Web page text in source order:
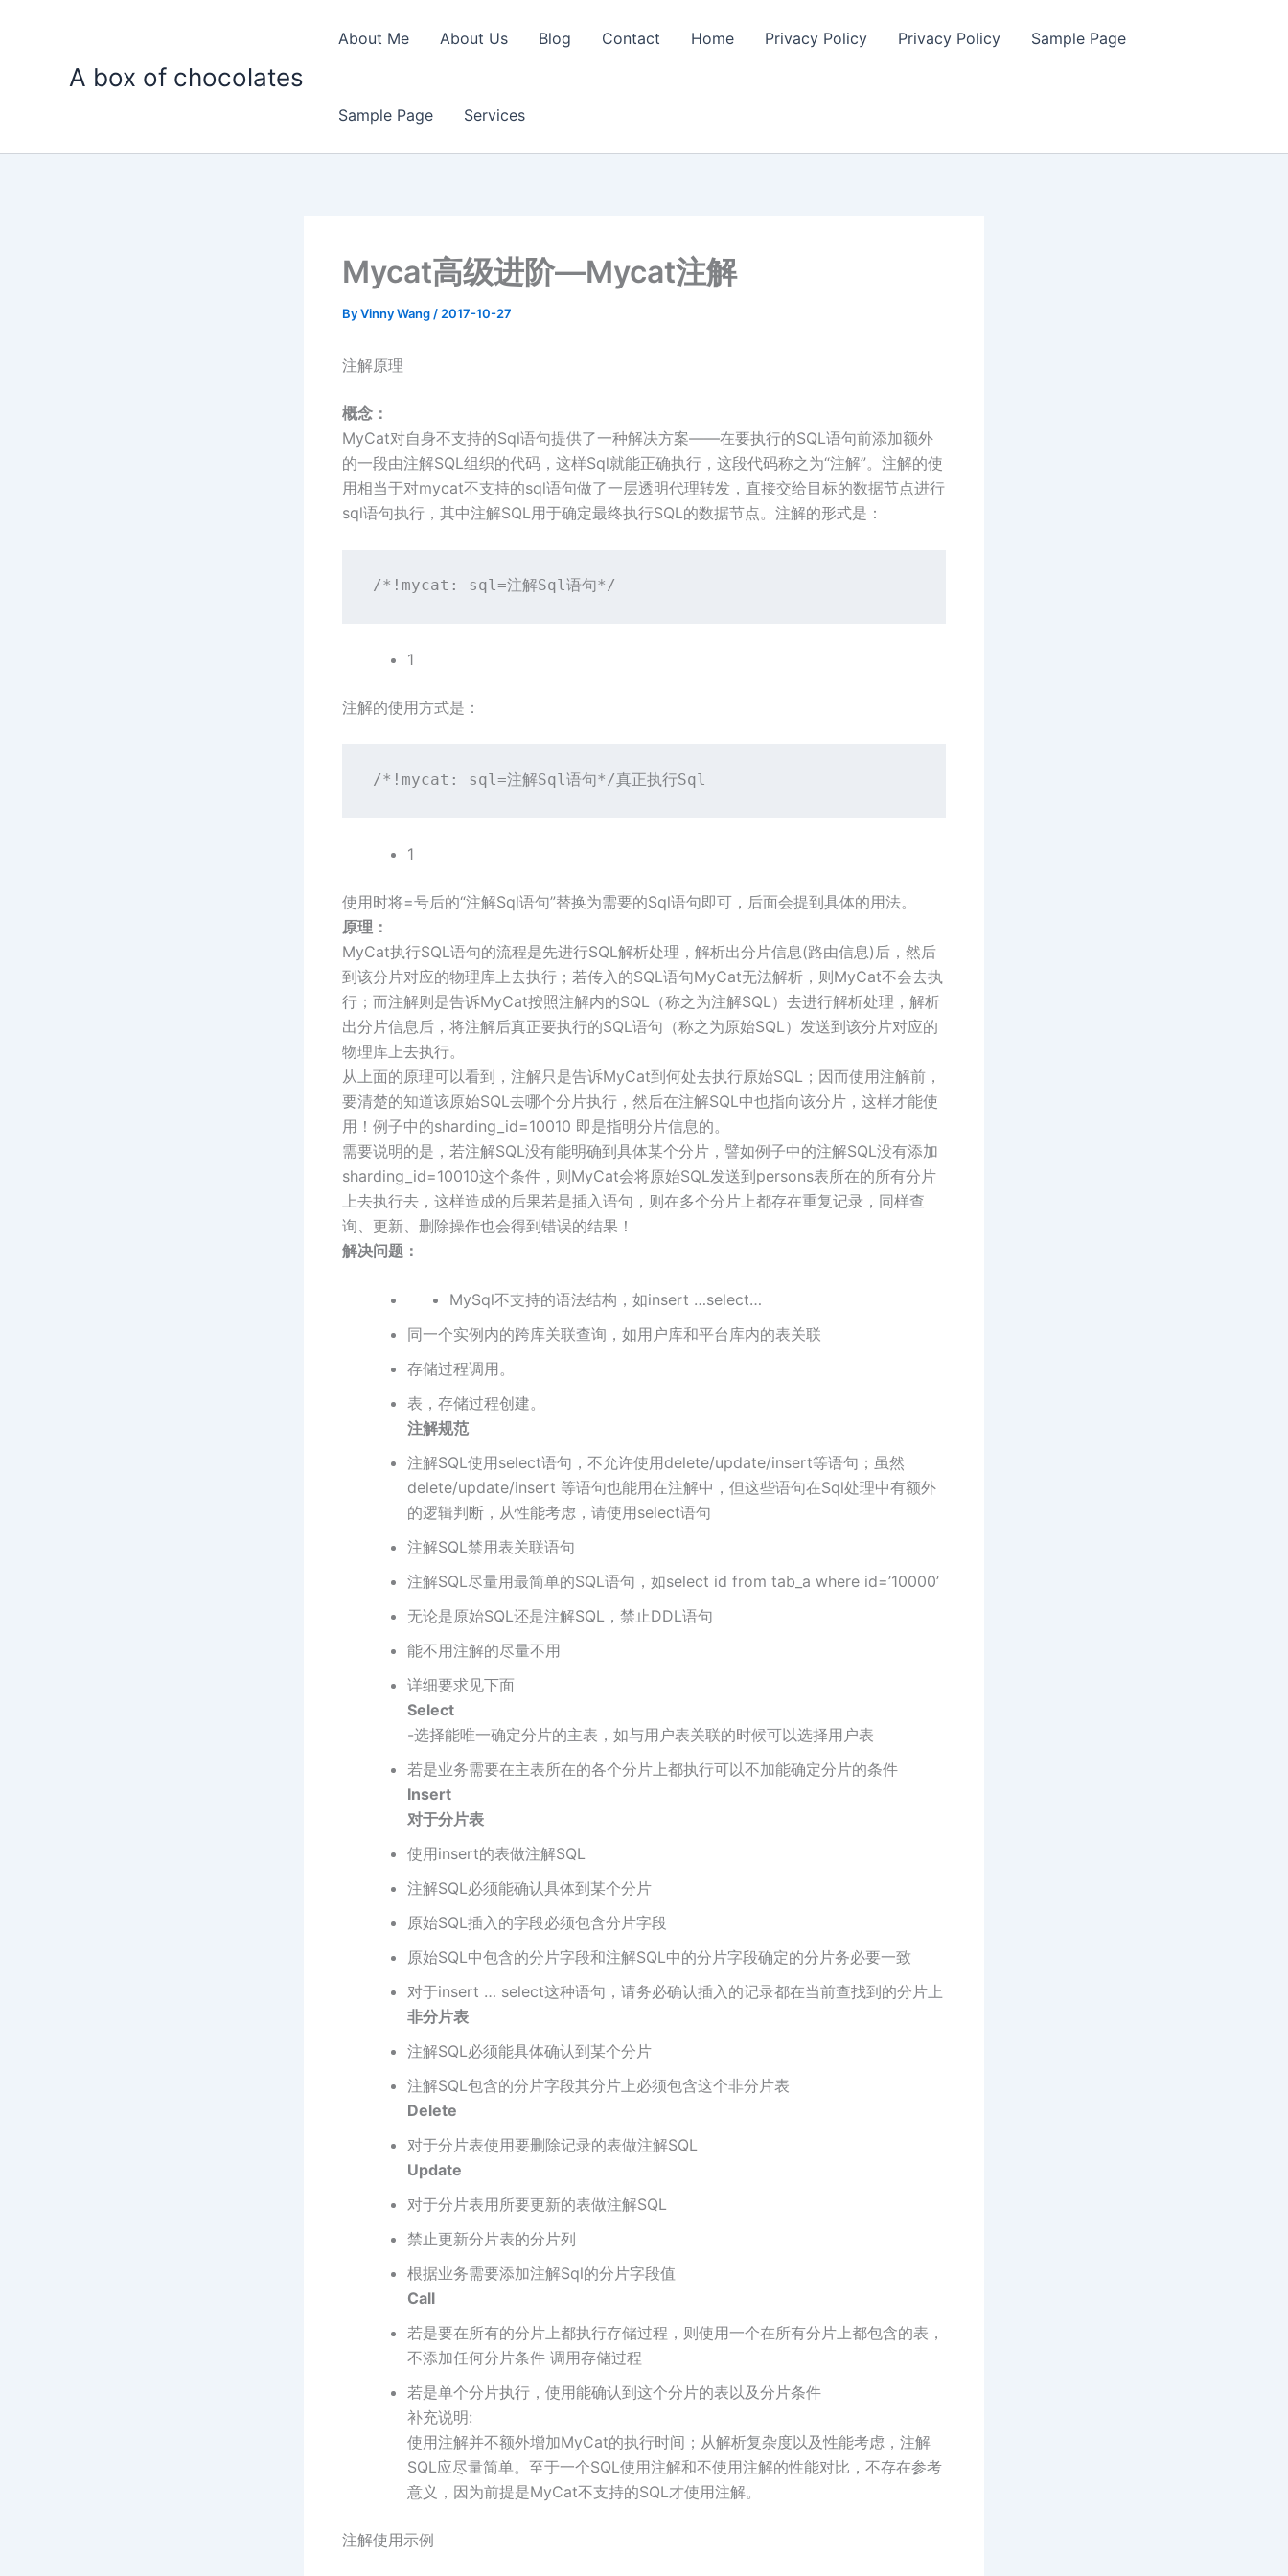
A box of chocolates
About Me About Us Blog Contact Home Privacy Policy Privacy Policy Sample Page
Sample Page Services
Mycat高级进阶—Mycat注解
ByVinny Wang / 2017-10-27
注解原理
概念：
MyCat对自身不支持的Sql语句提供了一种解决方案——在要执行的SQL语句前添加额外
的一段由注解SQL组织的代码，这样Sql就能正确执行，这段代码称之为“注解”。注解的使
用相当于对mycat不支持的sql语句做了一层透明代理转发，直接交给目标的数据节点进行
sql语句执行，其中注解SQL用于确定最终执行SQL的数据节点。注解的形式是：
/*!mycat: sql=注解Sql语句*/
1
注解的使用方式是：
/*!mycat: sql=注解Sql语句*/真正执行Sql
1
使用时将=号后的“注解Sql语句”替换为需要的Sql语句即可，后面会提到具体的用法。
原理：
MyCat执行SQL语句的流程是先进行SQL解析处理，解析出分片信息(路由信息)后，然后
到该分片对应的物理库上去执行；若传入的SQL语句MyCat无法解析，则MyCat不会去执
行；而注解则是告诉MyCat按照注解内的SQL（称之为注解SQL）去进行解析处理，解析
出分片信息后，将注解后真正要执行的SQL语句（称之为原始SQL）发送到该分片对应的
物理库上去执行。
从上面的原理可以看到，注解只是告诉MyCat到何处去执行原始SQL；因而使用注解前，
要清楚的知道该原始SQL去哪个分片执行，然后在注解SQL中也指向该分片，这样才能使
用！例子中的sharding_id=10010 即是指明分片信息的。
需要说明的是，若注解SQL没有能明确到具体某个分片，譬如例子中的注解SQL没有添加
sharding_id=10010这个条件，则MyCat会将原始SQL发送到persons表所在的所有分片
上去执行去，这样造成的后果若是插入语句，则在多个分片上都存在重复记录，同样查
询、更新、删除操作也会得到错误的结果！
解决问题：
MySql不支持的语法结构，如insert …select…
同一个实例内的跨库关联查询，如用户库和平台库内的表关联
存储过程调用。
表，存储过程创建。
注解规范
注解SQL使用select语句，不允许使用delete/update/insert等语句；虽然
delete/update/insert 等语句也能用在注解中，但这些语句在Sql处理中有额外
的逻辑判断，从性能考虑，请使用select语句
注解SQL禁用表关联语句
注解SQL尽量用最简单的SQL语句，如select id from tab_a where id=’10000’
无论是原始SQL还是注解SQL，禁止DDL语句
能不用注解的尽量不用
详细要求见下面
Select
-选择能唯一确定分片的主表，如与用户表关联的时候可以选择用户表
若是业务需要在主表所在的各个分片上都执行可以不加能确定分片的条件
Insert
对于分片表
使用insert的表做注解SQL
注解SQL必须能确认具体到某个分片
原始SQL插入的字段必须包含分片字段
原始SQL中包含的分片字段和注解SQL中的分片字段确定的分片务必要一致
对于insert … select这种语句，请务必确认插入的记录都在当前查找到的分片上
非分片表
注解SQL必须能具体确认到某个分片
注解SQL包含的分片字段其分片上必须包含这个非分片表
Delete
对于分片表使用要删除记录的表做注解SQL
Update
对于分片表用所要更新的表做注解SQL
禁止更新分片表的分片列
根据业务需要添加注解Sql的分片字段值
Call
若是要在所有的分片上都执行存储过程，则使用一个在所有分片上都包含的表，
不添加任何分片条件 调用存储过程
若是单个分片执行，使用能确认到这个分片的表以及分片条件
补充说明:
使用注解并不额外增加MyCat的执行时间；从解析复杂度以及性能考虑，注解
SQL应尽量简单。至于一个SQL使用注解和不使用注解的性能对比，不存在参考
意义，因为前提是MyCat不支持的SQL才使用注解。
注解使用示例